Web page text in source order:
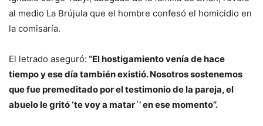
al medio La Brújula que el hombre confesó el homicidio en
la comisaría.
El letrado aseguró: “El hostigamiento venía de hace
tiempo y ese día también existió. Nosotros sostenemos
que fue premeditado por el testimonio de la pareja, el
abuelo le gritó ‘te voy a matar´’ en ese momento”.